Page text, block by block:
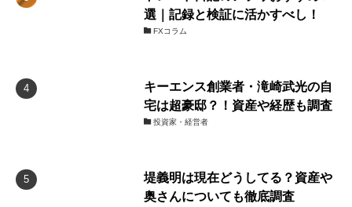
選｜記録と検証に活かすべし！
FXコラム
キーエンス創業者・滝崎武光の自
宅は超豪邸？！資産や経歴も調査
投資家・経営者
堤義明は現在どうしてる？資産や
奥さんについても徹底調査